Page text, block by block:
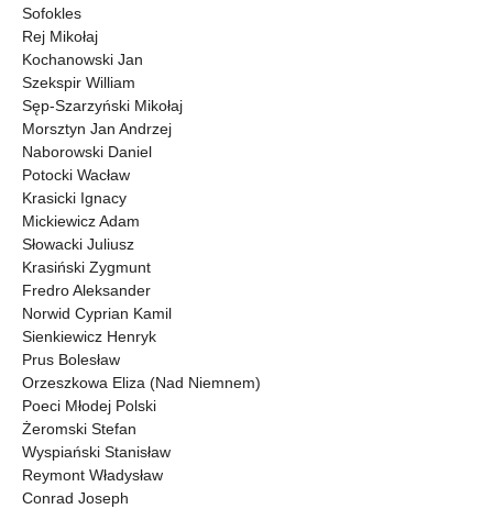
Sofokles
Rej Mikołaj
Kochanowski Jan
Szekspir William
Sęp-Szarzyński Mikołaj
Morsztyn Jan Andrzej
Naborowski Daniel
Potocki Wacław
Krasicki Ignacy
Mickiewicz Adam
Słowacki Juliusz
Krasiński Zygmunt
Fredro Aleksander
Norwid Cyprian Kamil
Sienkiewicz Henryk
Prus Bolesław
Orzeszkowa Eliza (Nad Niemnem)
Poeci Młodej Polski
Żeromski Stefan
Wyspiański Stanisław
Reymont Władysław
Conrad Joseph